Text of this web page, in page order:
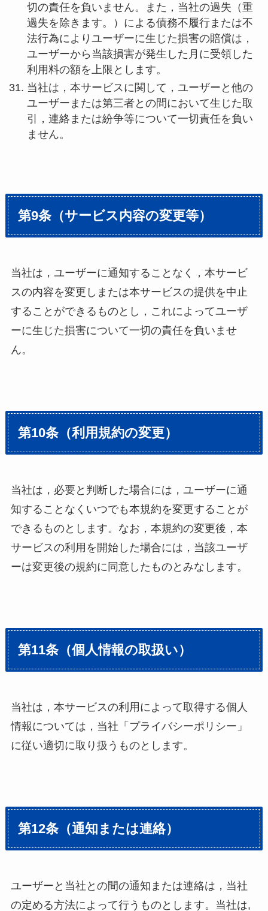
切の責任を負いません。また，当社の過失（重
過失を除きます。）による債務不履行または不
法行為によりユーザーに生じた損害の賠償は，
ユーザーから当該損害が発生した月に受領した
利用料の額を上限とします。
当社は，本サービスに関して，ユーザーと他の
ユーザーまたは第三者との間において生じた取
引，連絡または紛争等について一切責任を負い
ません。
第9条（サービス内容の変更等）
当社は，ユーザーに通知することなく，本サービ
スの内容を変更しまたは本サービスの提供を中止
することができるものとし，これによってユーザ
ーに生じた損害について一切の責任を負いませ
ん。
第10条（利用規約の変更）
当社は，必要と判断した場合には，ユーザーに通
知することなくいつでも本規約を変更することが
できるものとします。なお，本規約の変更後，本
サービスの利用を開始した場合には，当該ユーザ
ーは変更後の規約に同意したものとみなします。
第11条（個人情報の取扱い）
当社は，本サービスの利用によって取得する個人
情報については，当社「プライバシーポリシー」
に従い適切に取り扱うものとします。
第12条（通知または連絡）
ユーザーと当社との間の通知または連絡は，当社
の定める方法によって行うものとします。当社は,